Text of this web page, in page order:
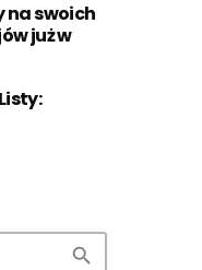
na swoich
już w
search